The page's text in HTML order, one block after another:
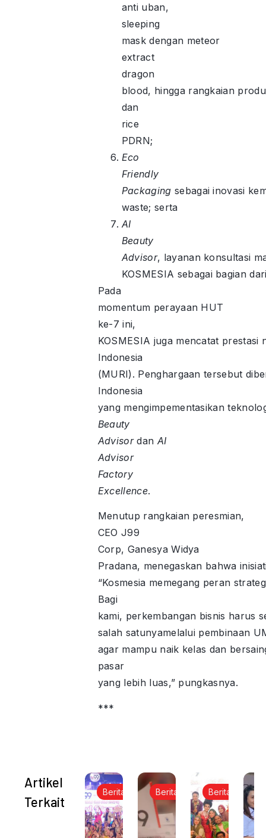
anti uban,
sleeping
mask dengan meteor
extract
dragon
blood, hingga rangkaian
dan
rice
PDRN;
Eco
Friendly
Packaging sebagai inovasi
waste; serta
AI
Beauty
Advisor, layanan konsultasi
KOSMESIA sebagai bagian
Pada
momentum perayaan HUT
ke-7 ini,
KOSMESIA juga mencatat
Indonesia
(MURI). Penghargaan tersebut
Indonesia
yang mengimpementasikan
Beauty
Advisordan AI
Advisor
Factory
Excellence.
Menutup rangkaian peresmian,
CEO J99
Corp, Ganesya Widya
Pradana, menegaskan bahwa
“Kosmesia memegang peran
Bagi
kami, perkembangan bisnis harus
salah satunyamelalui pembinaan
agar mampu naik kelas dan
pasar
yang lebih luas,” pungkasnya.
***
Artikel
Terkait
Berita Berita Berita